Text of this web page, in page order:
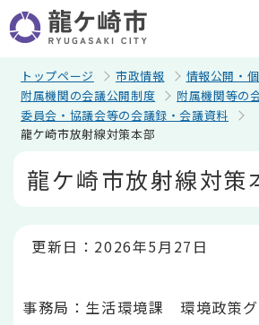
の
ペ
トップページ 市政情報
情報公開・
附属機関の会議公開制度
附属機関等の
委員会・協議会等の会議録・会議資料
龍ケ崎市放射線対策本部
龍ケ崎市放射線対策
更新日：2026年5月27日
事務局：生活環境課 環境政策